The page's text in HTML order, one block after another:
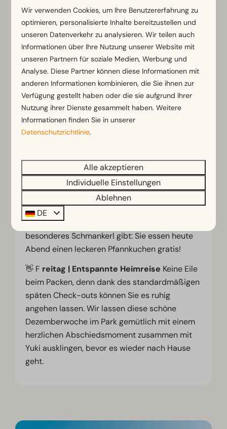
den Park.
🇳🇱Mittwoch | Planschen & VorlesenDer
Mittwochmorgen (09:00 - 10:00 Uhr) ist
exklusiv für die Kleinen beim
Kleinkinderschwimmen reserviert, wo sie in
Ruhe wasserfrei gemacht werden können. Nach
dem Schwimmen wärmen wir uns bei einer
gemütlichen und lustigen Vorlesestunde mit
Yuki auf.
10:00 Uhr) ist dem entspannten
Krabbelschwimmen und dem spielerischen
wasserlosen Werden im Pool gewidmet. Nach
einem aktiven Tag geht es zum Essen ins
Restaurant, wo es für die Kleinen ein
besonderes Schmankerl gibt: Sie essen heute
Abend einen leckeren Pfannkuchen gratis!
👋 F reitag | Entspannte Heimreise Keine Eile
beim Packen, denn dank des standardmäßigen
späten Check-outs können Sie es ruhig
angehen lassen. Wir lassen diese schöne
Dezemberwoche im Park gemütlich mit einem
herzlichen Abschiedsmoment zusammen mit
Yuki ausklingen, bevor es wieder nach Hause
geht.
Wir verwenden Cookies, um Ihre Benutzererfahrung zu
optimieren, personalisierte Inhalte bereitzustellen und
unseren Datenverkehr zu analysieren. Wir teilen auch
Informationen über Ihre Nutzung unserer Website mit
unseren Partnern für soziale Medien, Werbung und
Analyse. Diese Partner können diese Informationen mit
anderen Informationen kombinieren, die Sie ihnen zur
Verfügung gestellt haben oder die sie aufgrund Ihrer
Nutzung ihrer Dienste gesammelt haben. Weitere
Informationen finden Sie in unserer
Datenschutzrichtlinie.
Alle akzeptieren
Individuelle Einstellungen
Ablehnen
DE